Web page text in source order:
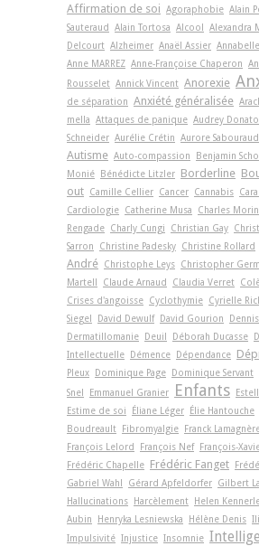
Affirmation de soi Agoraphobie Alain
Sauteraud Alain Tortosa Alcool Alexandra
Delcourt Alzheimer Anaël Assier
Anne MARREZ Anne-Françoise Chaperon
Rousselet Annick Vincent Anorexie
de séparation Anxiété généralisée
mella Attaques de panique Audrey
Schneider Aurélie Crétin Aurore
Autisme Auto-compassion Benjamin
Monié Bénédicte Litzler Borderline
out Camille Cellier Cancer Cannabis
Cardiologie Catherine Musa Charles Morin
Rengade Charly Cungi Christian Gay
Sarron
Christine Padesky Christine Rollard
André Christophe Leys Christopher
Martell
Claude Arnaud Claudia Verret
Crises d'angoisse Cyclothymie Cyrielle
Siegel
David Dewulf David Gourion
Dermatillomanie Deuil Déborah Ducasse
Intellectuelle Démence Dépendance
Pleux Dominique Page Dominique Servant
Snel
Emmanuel Granier Enfants
Estime de soi
Éliane Léger Élie Hantouche
Boudreault Fibromyalgie Franck
François Lelord
François Nef François-
Frédéric Chapelle Frédéric Fanget
Gabriel Wahl
Gérard Apfeldorfer Gilbert
Hallucinations Harcèlement Helen
Aubin
Henryka Lesniewska Hélène Denis
Impulsivité Injustice Insomnie